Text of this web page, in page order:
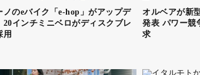
ノのeバイク「e-hop」がアップデ
インチミニベロがディスクブレ
用
オルベアが新
発表 パワー競
求